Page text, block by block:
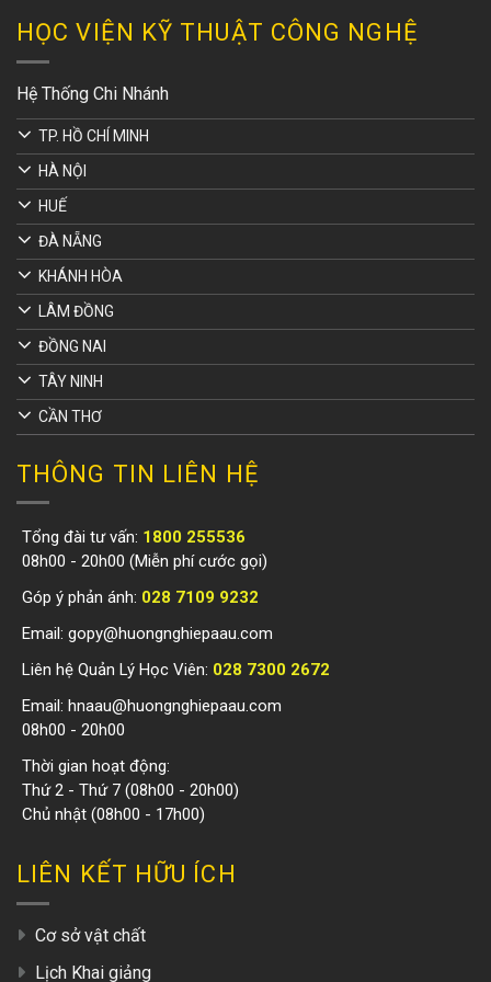
HỌC VIỆN KỸ THUẬT CÔNG NGHỆ
Hệ Thống Chi Nhánh
TP. HỒ CHÍ MINH
HÀ NỘI
HUẾ
ĐÀ NẴNG
KHÁNH HÒA
LÂM ĐỒNG
ĐỒNG NAI
TÂY NINH
CẦN THƠ
THÔNG TIN LIÊN HỆ
Tổng đài tư vấn: 1800 255536
08h00 - 20h00 (Miễn phí cước gọi)
Góp ý phản ánh: 028 7109 9232
Email: gopy@huongnghiepaau.com
Liên hệ Quản Lý Học Viên: 028 7300 2672
Email: hnaau@huongnghiepaau.com
08h00 - 20h00
Thời gian hoạt động:
Thứ 2 - Thứ 7 (08h00 - 20h00)
Chủ nhật (08h00 - 17h00)
LIÊN KẾT HỮU ÍCH
Cơ sở vật chất
Lịch Khai giảng